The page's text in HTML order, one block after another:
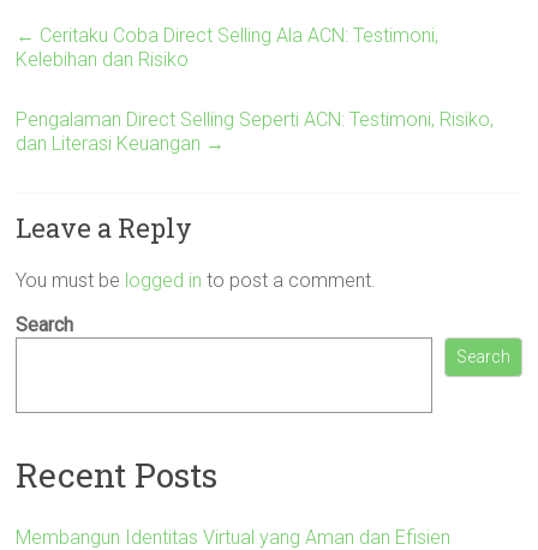
← Ceritaku Coba Direct Selling Ala ACN: Testimoni,
Kelebihan dan Risiko
Pengalaman Direct Selling Seperti ACN: Testimoni, Risiko,
dan Literasi Keuangan →
Leave a Reply
You must be logged in to post a comment.
Search
Search
Recent Posts
Membangun Identitas Virtual yang Aman dan Efisien